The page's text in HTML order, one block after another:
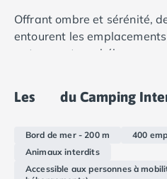
Camping Concarneau
Camping Douarnenez
Camping Quimper
Offrant ombre et sérénité,
entourent les
se trouvent nos
foyer idéal pendant vos
Les du Camping
Bord de mer - 200 m
400
Animaux interdits
Accessible aux personnes à